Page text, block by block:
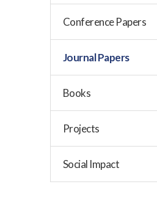
Conference Papers
Journal Papers
Books
Projects
Social Impact